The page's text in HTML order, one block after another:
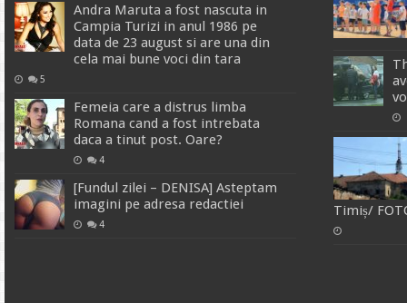
Andra Maruta a fost nascuta in
Campia Turizi in anul 1986 pe
data de 23 august si are una din
cela mai bune voci din tara
5
Femeia care a distrus limba
Romana cand a fost intrebata
daca a tinut post. Oare?
4
[Fundul zilei – DENISA] Asteptam
imagini pe adresa redactiei
4
Timiș/